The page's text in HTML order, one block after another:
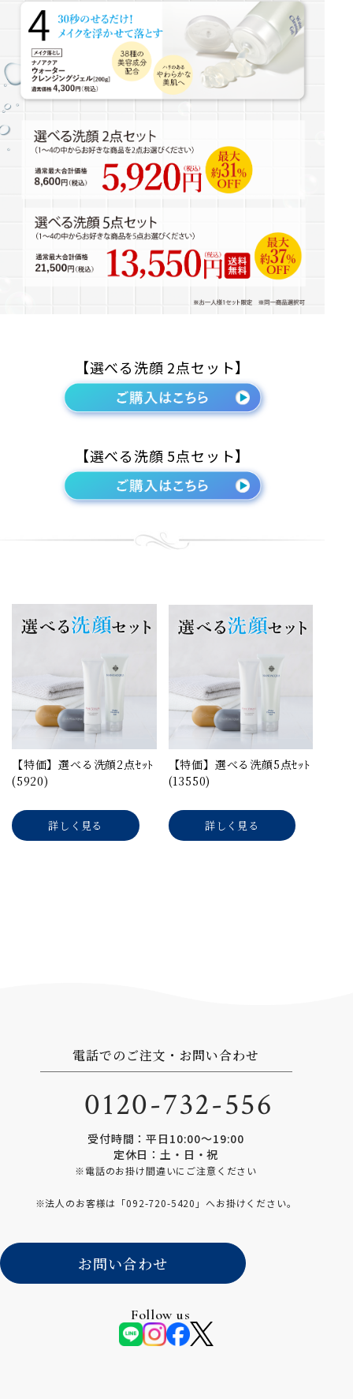
【選べる洗顔 2点セット】
【選べる洗顔 5点セット】
【特価】選べる洗顔2点ｾｯﾄ
(5920)
詳しく見る
【特価】選べる洗顔5点ｾｯﾄ
(13550)
詳しく見る
電話でのご注文・お問い合わせ
0120-732-556
受付時間：平日10:00〜19:00
定休日：土・日・祝
※電話のお掛け間違いにご注意ください
※法人のお客様は「092-720-5420 」へお掛けください。
Follow us
お問い合わせ